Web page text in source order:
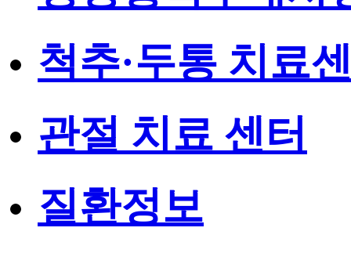
척추·두통 치료
관절 치료 센터
질환정보